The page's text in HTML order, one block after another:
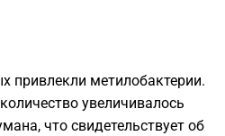
привлекли метилобактерии.
увеличивалось
что свидетельствует об